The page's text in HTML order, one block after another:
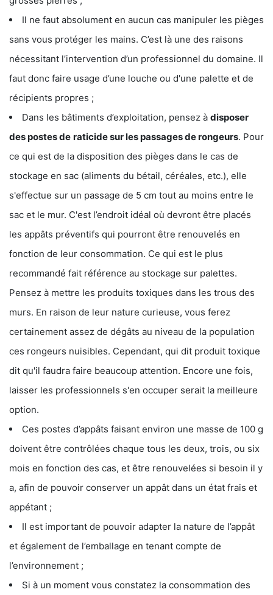
Il ne faut absolument en aucun cas manipuler les pièges
sans vous protéger les mains. C’est là une des raisons
nécessitant l’intervention d’un professionnel du domaine. Il
faut donc faire usage d’une louche ou d'une palette et de
récipients propres ;
Dans les bâtiments d’exploitation, pensez à disposer
des postes de raticide sur les passages de rongeurs. Pour
ce qui est de la disposition des pièges dans le cas de
stockage en sac (aliments du bétail, céréales, etc.), elle
s'effectue sur un passage de 5 cm tout au moins entre le
sac et le mur. C'est l’endroit idéal où devront être placés
les appâts préventifs qui pourront être renouvelés en
fonction de leur consommation. Ce qui est le plus
recommandé fait référence au stockage sur palettes.
Pensez à mettre les produits toxiques dans les trous des
murs. En raison de leur nature curieuse, vous ferez
certainement assez de dégâts au niveau de la population
ces rongeurs nuisibles. Cependant, qui dit produit toxique
dit qu'il faudra faire beaucoup attention. Encore une fois,
laisser les professionnels s'en occuper serait la meilleure
option.
Ces postes d’appâts faisant environ une masse de 100 g
doivent être contrôlées chaque tous les deux, trois, ou six
mois en fonction des cas, et être renouvelées si besoin il y
a, afin de pouvoir conserver un appât dans un état frais et
appétant ;
Il est important de pouvoir adapter la nature de l’appât
et également de l’emballage en tenant compte de
l’environnement ;
Si à un moment vous constatez la consommation des